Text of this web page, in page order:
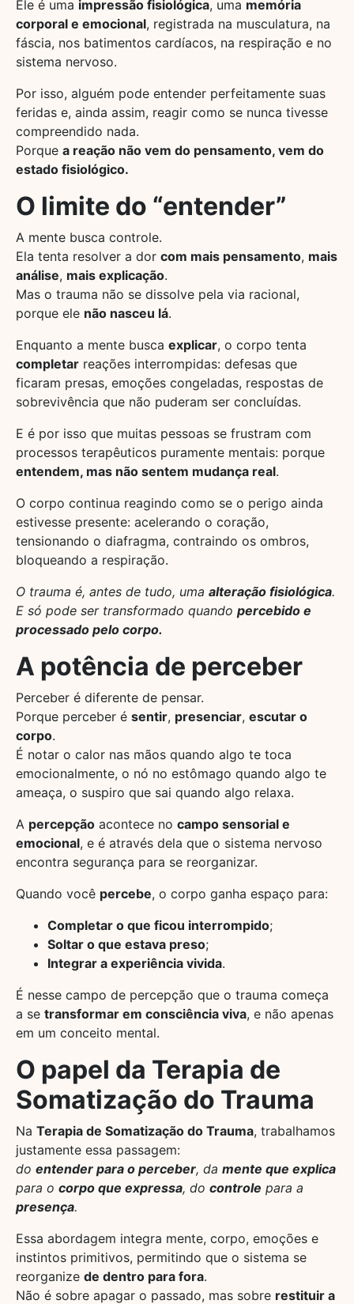
Ele é uma impressão fisiológica, uma memória
corporal e emocional, registrada na musculatura, na
fáscia, nos batimentos cardíacos, na respiração e no
sistema nervoso.
Por isso, alguém pode entender perfeitamente suas
feridas e, ainda assim, reagir como se nunca tivesse
compreendido nada.
Porque a reação não vem do pensamento, vem do
estado fisiológico.
O limite do “entender”
A mente busca controle.
Ela tenta resolver a dor com mais pensamento, mais
análise, mais explicação.
Mas o trauma não se dissolve pela via racional,
porque ele não nasceu lá.
Enquanto a mente busca explicar, o corpo tenta
completar reações interrompidas: defesas que
ficaram presas, emoções congeladas, respostas de
sobrevivência que não puderam ser concluídas.
E é por isso que muitas pessoas se frustram com
processos terapêuticos puramente mentais: porque
entendem, mas não sentem mudança real.
O corpo continua reagindo como se o perigo ainda
estivesse presente: acelerando o coração,
tensionando o diafragma, contraindo os ombros,
bloqueando a respiração.
O trauma é, antes de tudo, uma alteração fisiológica.
E só pode ser transformado quando percebido e
processado pelo corpo.
A potência de perceber
Perceber é diferente de pensar.
Porque perceber é sentir, presenciar, escutar o
corpo.
É notar o calor nas mãos quando algo te toca
emocionalmente, o nó no estômago quando algo te
ameaça, o suspiro que sai quando algo relaxa.
A percepção acontece no campo sensorial e
emocional, e é através dela que o sistema nervoso
encontra segurança para se reorganizar.
Quando você percebe, o corpo ganha espaço para:
Completar o que ficou interrompido;
Soltar o que estava preso;
Integrar a experiência vivida.
É nesse campo de percepção que o trauma começa
a se transformar em consciência viva, e não apenas
em um conceito mental.
O papel da Terapia de
Somatização do Trauma
Na Terapia de Somatização do Trauma, trabalhamos
justamente essa passagem:
do entender para o perceber, da mente que explica
para o corpo que expressa, do controle para a
presença.
Essa abordagem integra mente, corpo, emoções e
instintos primitivos, permitindo que o sistema se
reorganize de dentro para fora.
Não é sobre apagar o passado, mas sobre restituir a